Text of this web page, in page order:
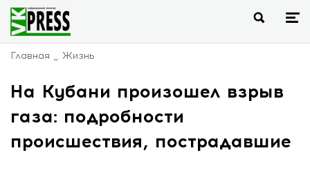
Главная Жизнь
На Кубани произошел взрыв
газа: подробности
происшествия, пострадавшие